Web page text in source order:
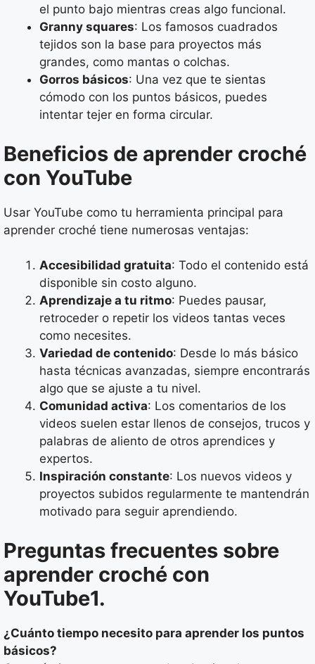
el punto bajo mientras creas algo funcional.
Granny squares: Los famosos cuadrados
tejidos son la base para proyectos más
grandes, como mantas o colchas.
Gorros básicos: Una vez que te sientas
cómodo con los puntos básicos, puedes
intentar tejer en forma circular.
Beneficios de aprender croché
con YouTube
Usar YouTube como tu herramienta principal para
aprender croché tiene numerosas ventajas:
Accesibilidad gratuita: Todo el contenido está
disponible sin costo alguno.
Aprendizaje a tu ritmo: Puedes pausar,
retroceder o repetir los videos tantas veces
como necesites.
Variedad de contenido: Desde lo más básico
hasta técnicas avanzadas, siempre encontrarás
algo que se ajuste a tu nivel.
Comunidad activa: Los comentarios de los
videos suelen estar llenos de consejos, trucos y
palabras de aliento de otros aprendices y
expertos.
Inspiración constante: Los nuevos videos y
proyectos subidos regularmente te mantendrán
motivado para seguir aprendiendo.
Preguntas frecuentes sobre
aprender croché con
YouTube1.
¿Cuánto tiempo necesito para aprender los puntos
básicos?